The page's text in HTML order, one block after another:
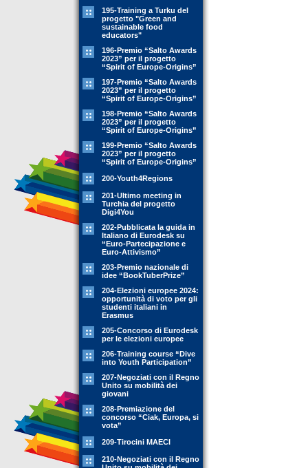
195-Training a Turku del
progetto "Green and
sustainable food
educators"
196-Premio “Salto Awards
2023” per il progetto
“Spirit of Europe-Origins”
197-Premio “Salto Awards
2023” per il progetto
“Spirit of Europe-Origins”
198-Premio “Salto Awards
2023” per il progetto
“Spirit of Europe-Origins”
199-Premio “Salto Awards
2023” per il progetto
“Spirit of Europe-Origins”
200-Youth4Regions
201-Ultimo meeting in
Turchia del progetto
Digi4You
202-Pubblicata la guida in
Italiano di Eurodesk su
“Euro-Partecipazione e
Euro-Attivismo”
203-Premio nazionale di
idee “BookTuberPrize”
204-Elezioni europee 2024:
opportunità di voto per gli
studenti italiani in
Erasmus
205-Concorso di Eurodesk
per le elezioni europee
206-Training course “Dive
into Youth Participation”
207-Negoziati con il Regno
Unito su mobilità dei
giovani
208-Premiazione del
concorso “Ciak, Europa, si
vota”
209-Tirocini MAECI
210-Negoziati con il Regno